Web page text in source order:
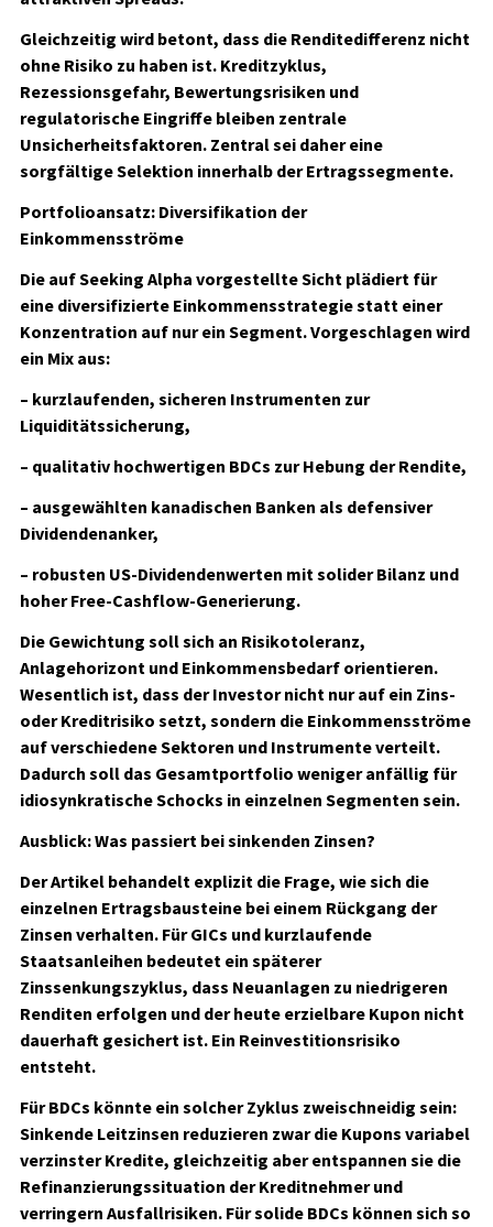
Gleichzeitig wird betont, dass die Renditedifferenz nicht
ohne Risiko zu haben ist. Kreditzyklus,
Rezessionsgefahr, Bewertungsrisiken und
regulatorische Eingriffe bleiben zentrale
Unsicherheitsfaktoren. Zentral sei daher eine
sorgfältige Selektion innerhalb der Ertragssegmente.
Portfolioansatz: Diversifikation der
Einkommensströme
Die auf Seeking Alpha vorgestellte Sicht plädiert für
eine diversifizierte Einkommensstrategie statt einer
Konzentration auf nur ein Segment. Vorgeschlagen wird
ein Mix aus:
– kurzlaufenden, sicheren Instrumenten zur
Liquiditätssicherung,
– qualitativ hochwertigen BDCs zur Hebung der Rendite,
– ausgewählten kanadischen Banken als defensiver
Dividendenanker,
– robusten US-Dividendenwerten mit solider Bilanz und
hoher Free-Cashflow-Generierung.
Die Gewichtung soll sich an Risikotoleranz,
Anlagehorizont und Einkommensbedarf orientieren.
Wesentlich ist, dass der Investor nicht nur auf ein Zins-
oder Kreditrisiko setzt, sondern die Einkommensströme
auf verschiedene Sektoren und Instrumente verteilt.
Dadurch soll das Gesamtportfolio weniger anfällig für
idiosynkratische Schocks in einzelnen Segmenten sein.
Ausblick: Was passiert bei sinkenden Zinsen?
Der Artikel behandelt explizit die Frage, wie sich die
einzelnen Ertragsbausteine bei einem Rückgang der
Zinsen verhalten. Für GICs und kurzlaufende
Staatsanleihen bedeutet ein späterer
Zinssenkungszyklus, dass Neuanlagen zu niedrigeren
Renditen erfolgen und der heute erzielbare Kupon nicht
dauerhaft gesichert ist. Ein Reinvestitionsrisiko
entsteht.
Für BDCs könnte ein solcher Zyklus zweischneidig sein:
Sinkende Leitzinsen reduzieren zwar die Kupons variabel
verzinster Kredite, gleichzeitig aber entspannen sie die
Refinanzierungssituation der Kreditnehmer und
verringern Ausfallrisiken. Für solide BDCs können sich so